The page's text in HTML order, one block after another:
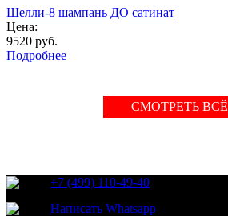
Шелли-8 шампань ДО сатинат
Цена:
9520 руб.
Подробнее
СМОТРЕТЬ ВСЁ
+7 (499) 110-49-40
Написать Whatsapp